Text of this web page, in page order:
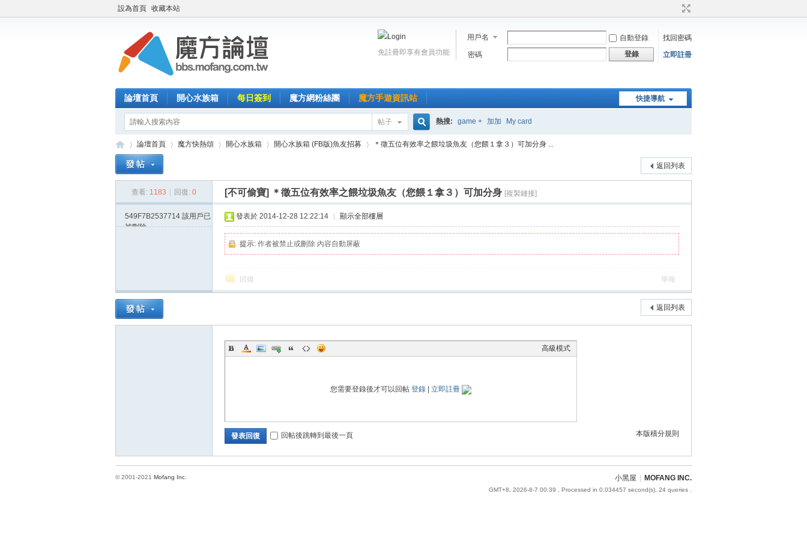
設為首頁 收藏本站
用戶名 自動登錄
找回密碼
密碼
登錄 立即註冊
免註冊即享有會員功能
快捷導航
論壇首頁 開心水族箱 每日簽到 魔方網粉絲團 魔方手遊資訊站
帖子
搜
索
熱搜: game + 加加 My card
方
論壇首頁 魔方快熱頌 開心水族箱
›
開心水族箱 (FB版)魚友招募
›
＊徵五位有效率之餵垃圾魚友（您餵１拿３）可加分身 ...
返回列表
查看: 1183 回復: 0 [不可偷寶] ＊徵五位有效率之餵垃圾魚友（您餵１拿３）可加分身 [複製鏈接]
549F7B2537714 該用戶已
被刪除
發表於 2014-12-28 12:22:14 顯示全部樓層
提示: 作者被禁止或刪除 內容自動屏蔽
回復 舉報
返回列表
高級模式
您需要登錄後才可以回帖 登錄 立即註冊
本版積分規則
發表回復 回帖後跳轉到最後一頁
小黑屋 MOFANG INC.
GMT+8, 2026-8-7 00:39 , Processed in 0.034457 second(s), 24 queries .
© 2001-2021 Mofang Inc.